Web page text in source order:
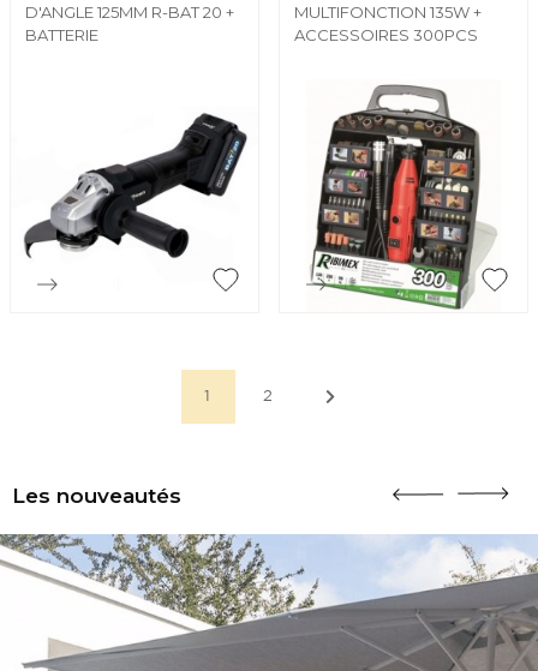
D'ANGLE 125MM R-BAT 20 +
BATTERIE
MULTIFONCTION 135W +
ACCESSOIRES 300PCS
1 2
Les nouveautés